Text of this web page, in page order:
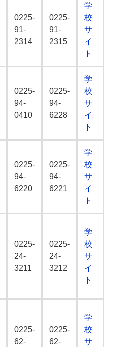
0225-
91-
2314
0225-
91-
2315
学
校
サ
イ
ト
0225-
94-
0410
0225-
94-
6228
学
校
サ
イ
ト
0225-
94-
6220
0225-
94-
6221
学
校
サ
イ
ト
0225-
24-
3211
0225-
24-
3212
学
校
サ
イ
ト
0225-
62-
0225-
62-
学
校
サ